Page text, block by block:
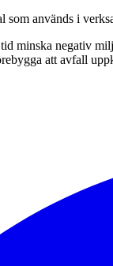
används i
minska negativ
att avfall